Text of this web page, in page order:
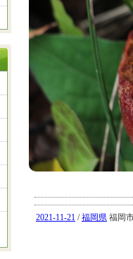
2021-11-21 /福岡県 福岡